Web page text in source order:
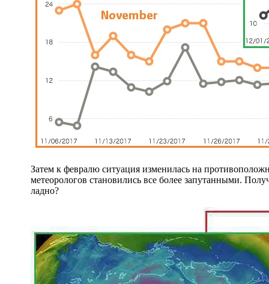
Затем к февралю ситуация изменилась на
метеорологов становились все более запутанными.
ладно?